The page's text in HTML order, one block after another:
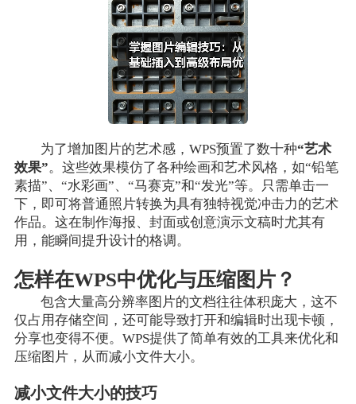
为了增加图片的艺术感，WPS预置了数十种“艺术
效果”。这些效果模仿了各种绘画和艺术风格，如“铅笔
素描”、“水彩画”、“马赛克”和“发光”等。只需单击一
下，即可将普通照片转换为具有独特视觉冲击力的艺术
作品。这在制作海报、封面或创意演示文稿时尤其有
用，能瞬间提升设计的格调。
怎样在WPS中优化与压缩图片？
包含大量高分辨率图片的文档往往体积庞大，这不
仅占用存储空间，还可能导致打开和编辑时出现卡顿，
分享也变得不便。WPS提供了简单有效的工具来优化和
压缩图片，从而减小文件大小。
减小文件大小的技巧